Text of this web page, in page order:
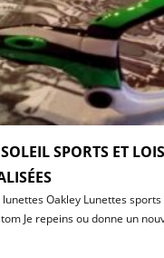
SPORTS ET
Oakley Lunettes
Je repeins ou donne un